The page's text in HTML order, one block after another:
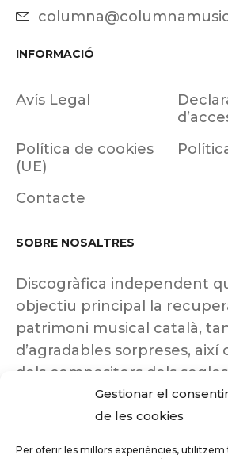
Gestionar el
de les cookies
Per oferir les millors experiències,
INFORMACIÓ
Avís Legal
Política de cookies
(UE)
Contacte
SOBRE NOSALTRES
Discogràfica independent
objectiu principal la
patrimoni musical català,
d’agradables sorpreses, així
dels compositors dels segles
insuficientment coneguts.